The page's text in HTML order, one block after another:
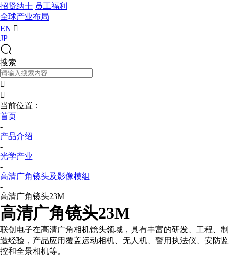
招贤纳士 员工福利
全球产业布局
EN 
JP
搜索


当前位置：
首页
-
产品介绍
-
光学产业
-
高清广角镜头及影像模组
-
高清广角镜头23M
高清广角镜头23M
联创电子在高清广角相机镜头领域，具有丰富的研发、工程、制
造经验，产品应用覆盖运动相机、无人机、警用执法仪、安防监
控和全景相机等。